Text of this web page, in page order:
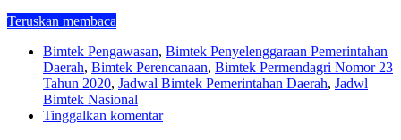
Teruskan membaca
Bimtek Pengawasan, Bimtek Penyelenggaraan Pemerintahan
Daerah, Bimtek Perencanaan, Bimtek Permendagri Nomor 23
Tahun 2020, Jadwal Bimtek Pemerintahan Daerah, Jadwl
Bimtek Nasional
Tinggalkan komentar